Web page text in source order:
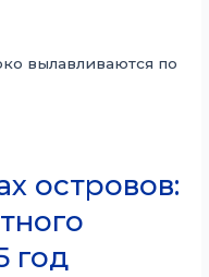
вылавливаются по
островов:
год